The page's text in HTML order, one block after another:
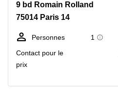
9 bd Romain Rolland
75014 Paris 14
Personnes
1
Contact pour le
prix